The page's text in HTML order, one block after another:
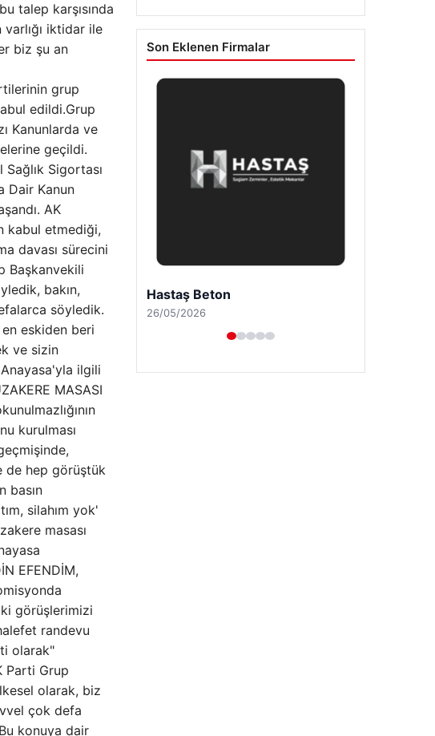
talep karşısında
iktidar ile
biz şu an
grup
edildi.Grup
Kanunlarda ve
geçildi.
Sigortası
Dair Kanun
AK
kabul etmediği,
davası sürecini
Başkanvekili
bakın,
söyledik.
eskiden beri
ve sizin
Anayasa'yla ilgili
MASASI
kurulması
de hep görüştük
basın
silahım yok'
masası
EFENDİM,
görüşlerimizi
randevu
olarak"
Parti Grup
olarak, biz
çok defa
konuya dair
Son Eklenen Firmalar
Prenses Night Club
29/04/2026